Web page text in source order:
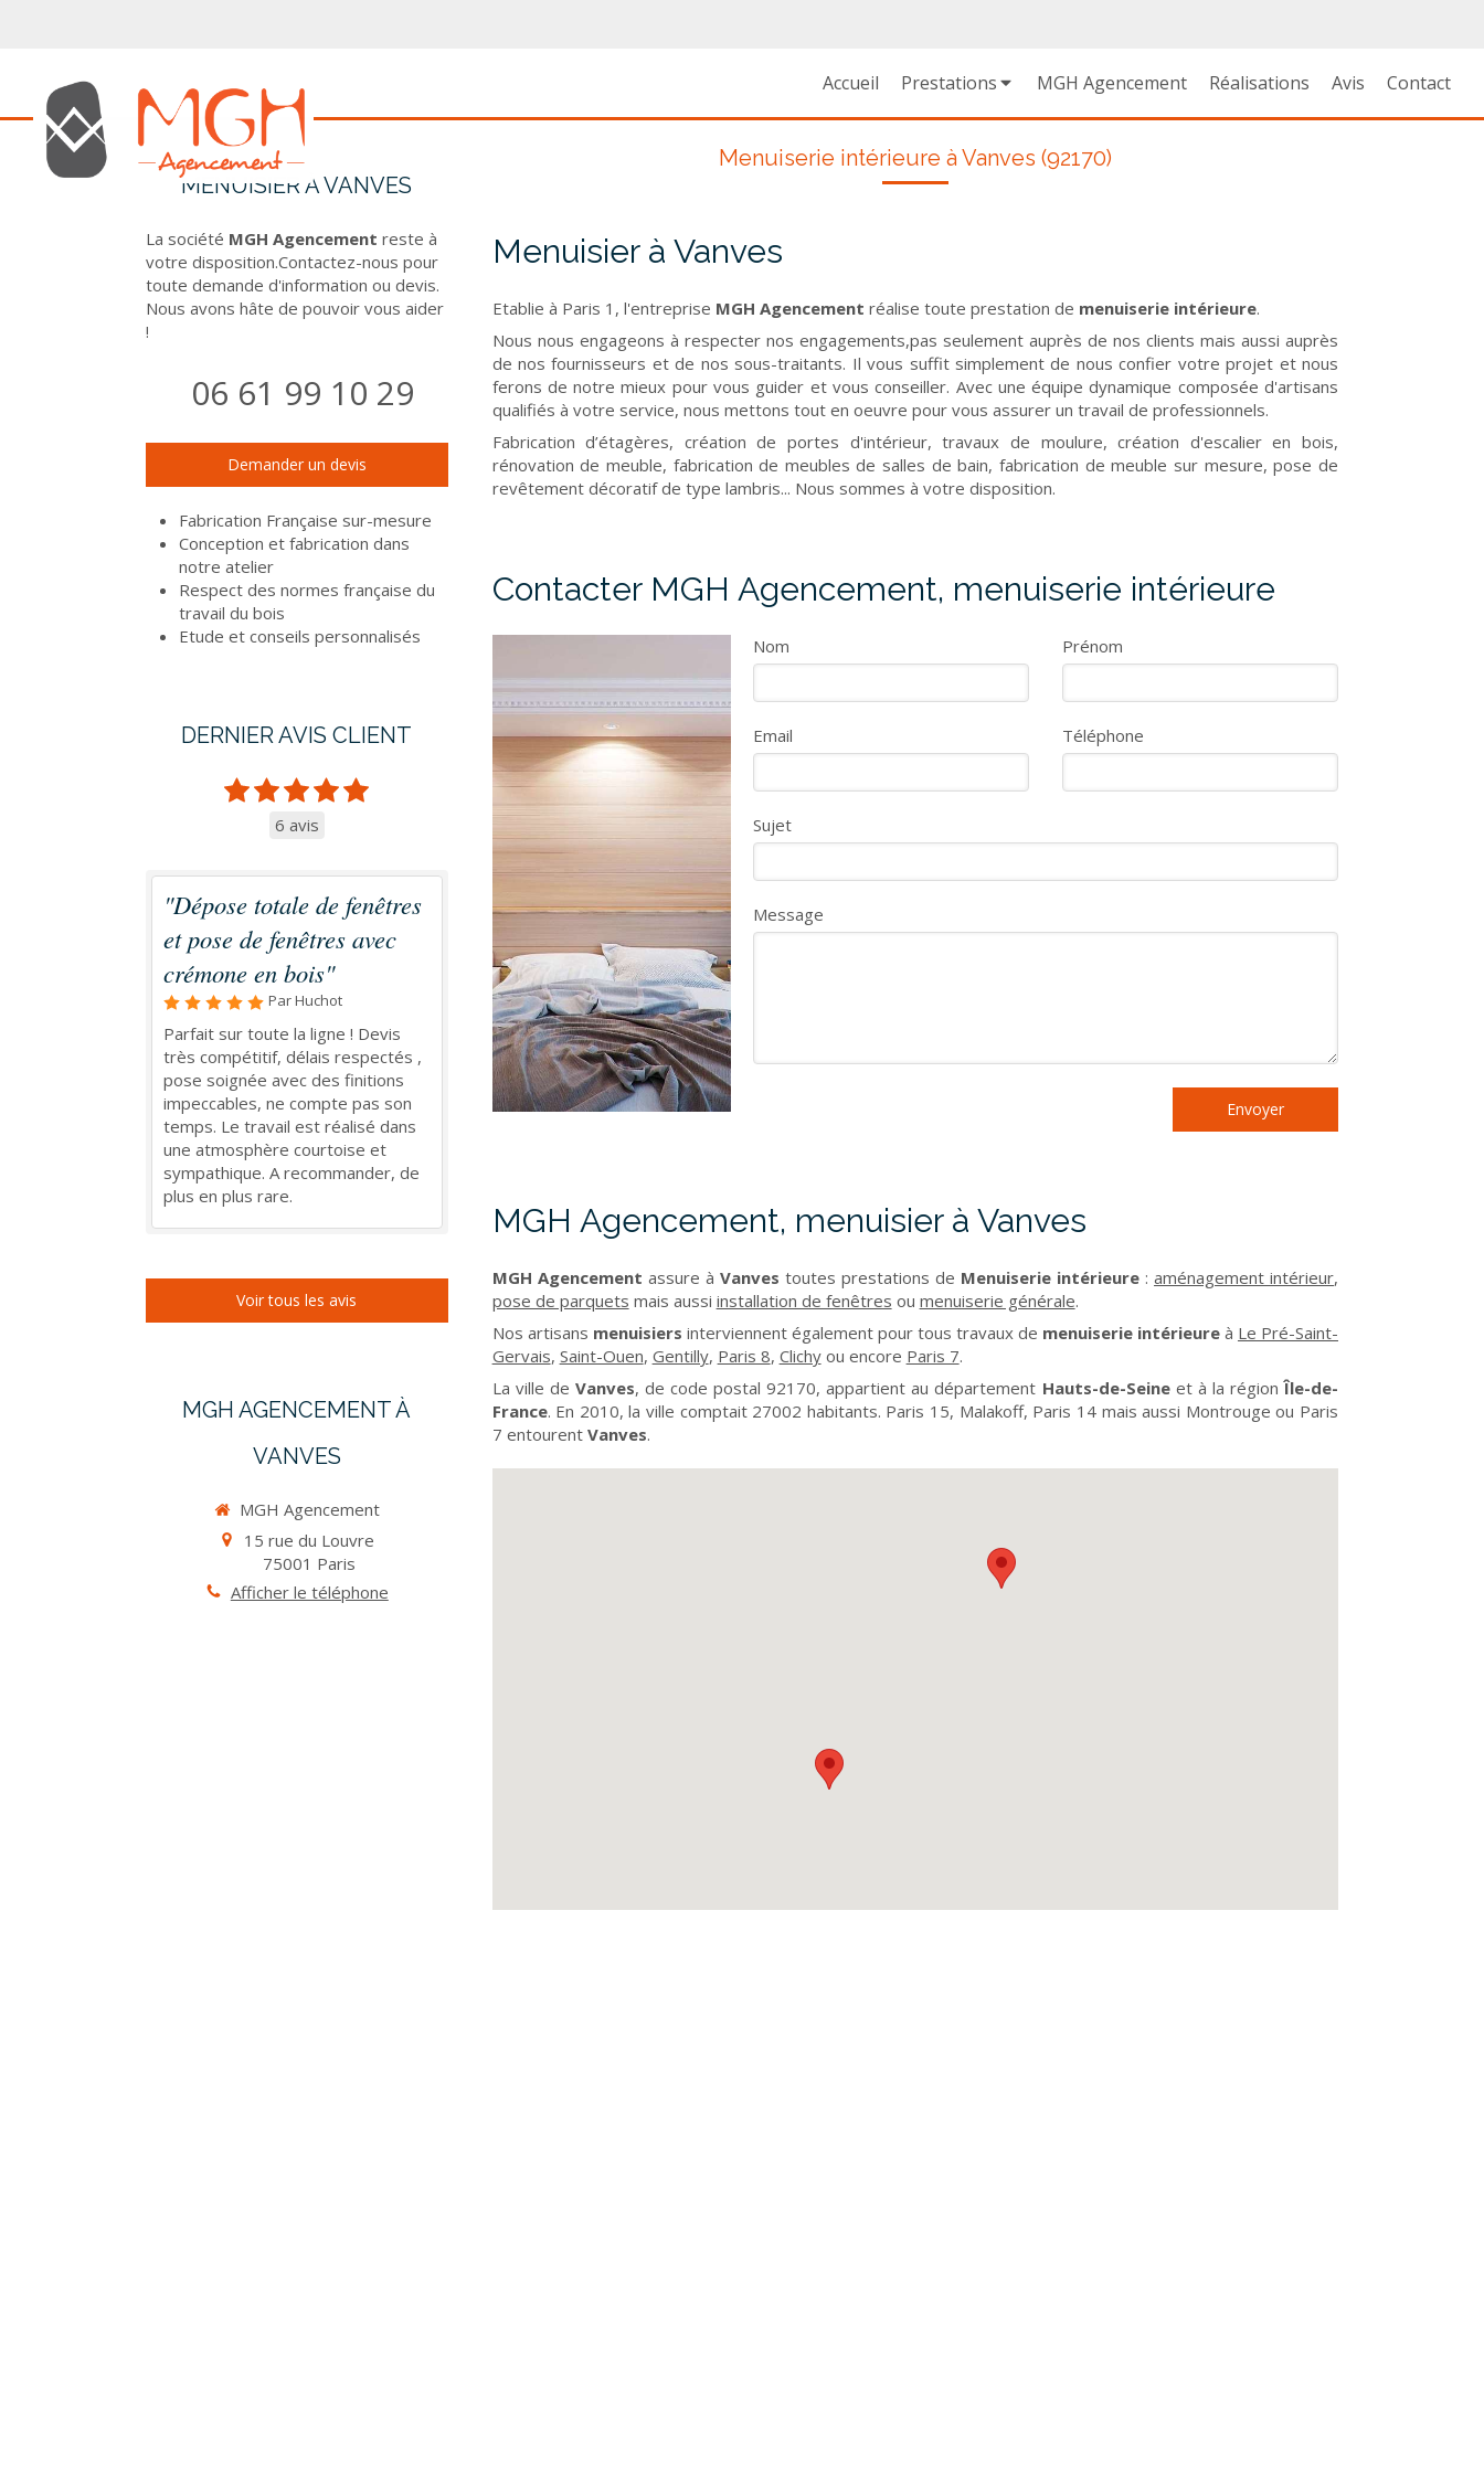
Accueil Prestations MGH Agencement Réalisations Avis Contact
Menuiserie intérieure à Vanves (92170)
Menuisier à Vanves
Etablie à Paris 1, l'entreprise MGH Agencement réalise toute prestation de menuiserie intérieure.
Nous nous engageons à respecter nos engagements,pas seulement auprès de nos clients mais aussi auprès
de nos fournisseurs et de nos sous-traitants. Il vous suffit simplement de nous confier votre projet et nous
ferons de notre mieux pour vous guider et vous conseiller. Avec une équipe dynamique composée d'artisans
qualifiés à votre service, nous mettons tout en oeuvre pour vous assurer un travail de professionnels.
Fabrication d’étagères, création de portes d'intérieur, travaux de moulure, création d'escalier en bois,
rénovation de meuble, fabrication de meubles de salles de bain, fabrication de meuble sur mesure, pose de
revêtement décoratif de type lambris... Nous sommes à votre disposition.
Contacter MGH Agencement, menuiserie intérieure
Nom Prénom
Email Téléphone
Sujet
Message
Envoyer
MGH Agencement, menuisier à Vanves
MGH Agencement assure à Vanves toutes prestations de Menuiserie intérieure:aménagement intérieur,
pose de parquets mais aussi installation de fenêtres ou menuiserie générale.
Nos artisans menuisiers interviennent également pour tous travaux de menuiserie intérieureà Le Pré-Saint-
Gervais, Saint-Ouen, Gentilly, Paris 8, Clichyou encore Paris 7.
La ville de Vanves, de code postal 92170, appartient au département Hauts-de-Seineet à la régionÎle-de-
France. En 2010, la ville comptait 27002 habitants. Paris 15, Malakoff, Paris 14 mais aussi Montrouge ou Paris
7 entourent Vanves.
MENUISIER À VANVES
La société MGH Agencement reste à
votre disposition.Contactez-nous pour
toute demande d'information ou devis.
Nous avons hâte de pouvoir vous aider
!
06 61 99 10 29
Demander un devis
Fabrication Française sur-mesure
Conception et fabrication dans
notre atelier
Respect des normes française du
travail du bois
Etude et conseils personnalisés
DERNIER AVIS CLIENT
6 avis
"Dépose totale de fenêtres
et pose de fenêtres avec
crémone en bois"
Par Huchot
Parfait sur toute la ligne ! Devis
très compétitif, délais respectés ,
pose soignée avec des finitions
impeccables, ne compte pas son
temps. Le travail est réalisé dans
une atmosphère courtoise et
sympathique. A recommander, de
plus en plus rare.
Voir tous les avis
MGH AGENCEMENT À
VANVES
MGH Agencement
15 rue du Louvre
75001 Paris
Afficher le téléphone